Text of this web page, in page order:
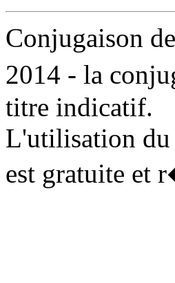
Conjugaison
2014 - la
titre indicatif.
L'utilisation du
est gratuite et